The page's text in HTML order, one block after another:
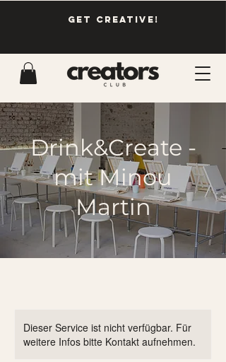
GET CREATIVE!
Drink&Create -
mit Minou
Martin
Dieser Service ist nicht verfügbar. Für
weitere Infos bitte Kontakt aufnehmen.